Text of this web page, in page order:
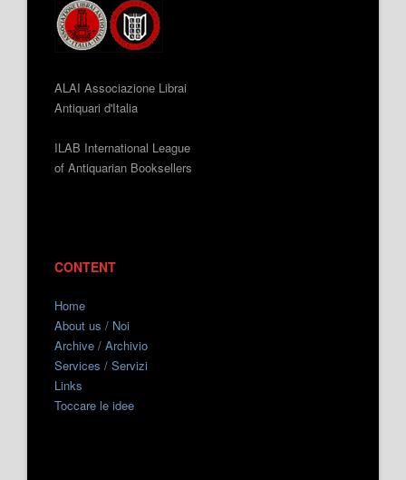
ALAI Associazione Librai
Antiquari d'Italia
ILAB International League
of Antiquarian Booksellers
CONTENT
Home
About us / Noi
Archive / Archivio
Services / Servizi
Links
Toccare le idee